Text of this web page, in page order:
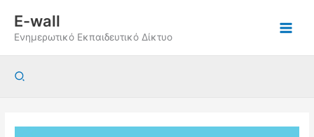
περιεχόμενο
E-wall
Ενημερωτικό Εκπαιδευτικό Δίκτυο
Αναζήτηση